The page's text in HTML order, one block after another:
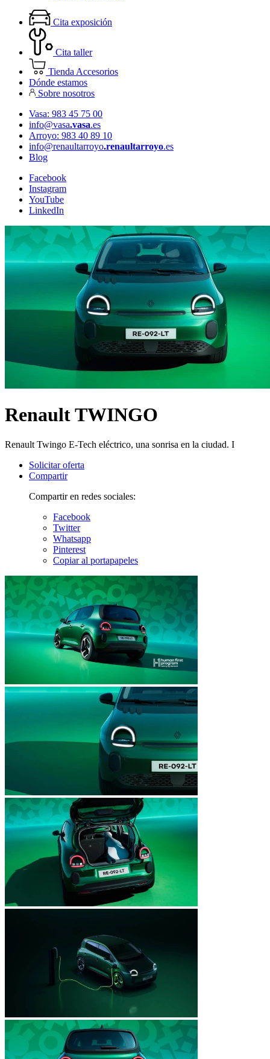
Cita exposición
Cita taller
Tienda Accesorios
Dónde estamos
Sobre nosotros
Vasa: 983 45 75 00
info@vasa.vasa.es
Arroyo: 983 40 89 10
info@renaultarroyo.renaultarroyo.es
Blog
Facebook
Instagram
YouTube
LinkedIn
Renault TWINGO
Renault Twingo E-Tech eléctrico, una sonrisa en la ciudad. I
Solicitar oferta
Compartir
Compartir en redes sociales:
Facebook
Twitter
Whatsapp
Pinterest
Copiar al portapapeles